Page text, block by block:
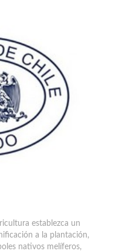
establezca un
a la plantación,
nativos melíferos,